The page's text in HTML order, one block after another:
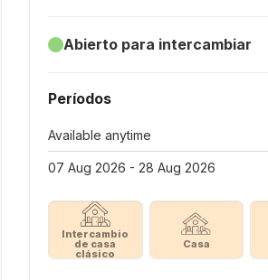
Abierto para intercambiar
Períodos
Available anytime
07 Aug 2026 - 28 Aug 2026
Intercambio
de casa
clásico
Casa